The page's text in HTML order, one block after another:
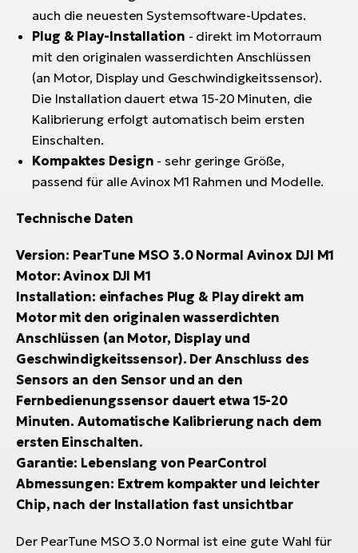
auch die neuesten Systemsoftware-Updates.
Plug & Play-Installation - direkt im Motorraum
mit den originalen wasserdichten Anschlüssen
(an Motor, Display und Geschwindigkeitssensor).
Die Installation dauert etwa 15-20 Minuten, die
Kalibrierung erfolgt automatisch beim ersten
Einschalten.
Kompaktes Design - sehr geringe Größe,
passend für alle Avinox M1 Rahmen und Modelle.
Technische Daten
Version: PearTune MSO 3.0 Normal Avinox DJI M1
Motor: Avinox DJI M1
Installation: einfaches Plug & Play direkt am
Motor mit den originalen wasserdichten
Anschlüssen (an Motor, Display und
Geschwindigkeitssensor). Der Anschluss des
Sensors an den Sensor und an den
Fernbedienungssensor dauert etwa 15-20
Minuten. Automatische Kalibrierung nach dem
ersten Einschalten.
Garantie: Lebenslang von PearControl
Abmessungen: Extrem kompakter und leichter
Chip, nach der Installation fast unsichtbar
Der PearTune MSO 3.0 Normal ist eine gute Wahl für